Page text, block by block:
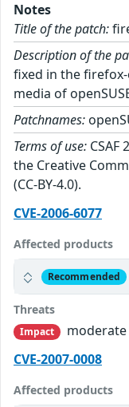
Notes
Title of the patch:
Description of the
fixed in the firefox-
media of
Patchnames:
Terms of use: CSAF
the Creative
(CC-BY-4.0).
CVE-2006-6077
Affected products
Recommended
Threats
Impact
moderate
CVE-2007-0008
Affected products